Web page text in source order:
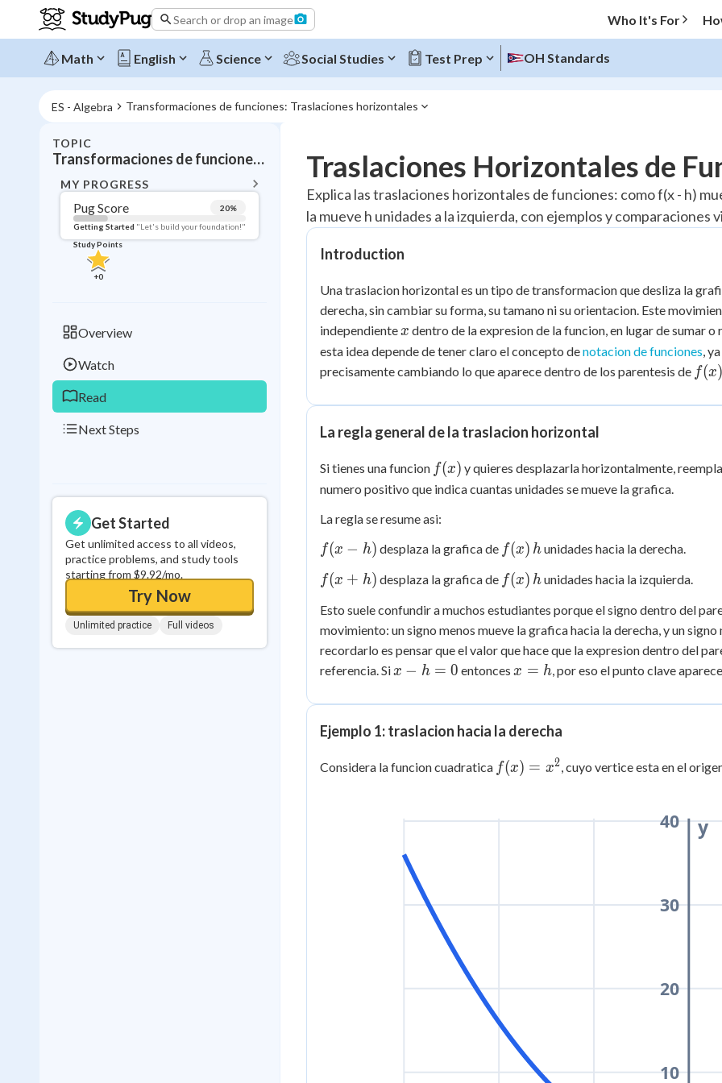
Search or drop an image Who It's For
Math English Science Social Studies Test Prep OH Standards
ES - Algebra Transformaciones de funciones: Traslaciones horizontales
TOPIC
Transformaciones de funciones: Traslaciones horizontales
MY PROGRESS
Pug Score 20%
Getting Started "Let's build your foundation!"
Study Points
+0
Overview
Watch
Read
Next Steps
Get Started
Get unlimited access to all videos,
practice problems, and study tools
starting from $9.92/mo.
Try Now
Unlimited practice Full videos
Topic Progress
Pug Score 20%
Getting Started "Let's build your foundation!"
Read Reviewed
Study Points
0
Traslaciones Horizontales de
Explica las traslaciones horizontales de funciones: como f(x - h)
la mueve h unidades a la izquierda, con ejemplos y
Introduction
Una traslacion horizontal es un tipo de transformacion que desliza la
derecha, sin cambiar su forma, su tamano ni su orientacion. Este
independiente x
x dentro de la expresion de la funcion, en lugar de sumar
esta idea depende de tener claro el concepto denotacion de funciones,
precisamente cambiando lo que aparece dentro de los parentesis de f(x)
f(x
La regla general de la traslacion horizontal
Si tienes una funcion f(x)
f(x) y quieres desplazarla horizontalmente,
numero positivo que indica cuantas unidades se mueve la grafica.
La regla se resume asi:
f(x
h)
f(x − h) desplaza la grafica de f(x)
f(x) h
hunidades hacia la derecha.
f(x
h)
f(x + h) desplaza la grafica de f(x)
f(x) h
hunidades hacia la izquierda.
Esto suele confundir a muchos estudiantes porque el signo dentro del
movimiento: un signo menos mueve la grafica hacia la derecha, y un
recordarlo es pensar que el valor que hace que la expresion dentro del
referencia. Si x
h
=
x − h = 0 entoncesx
h
x = h, por eso el punto clave
Ejemplo 1: traslacion hacia la derecha
Considera la funcion cuadratica f(x)
f(x) = x2, cuyo vertice esta en el
10
20
30
40 y